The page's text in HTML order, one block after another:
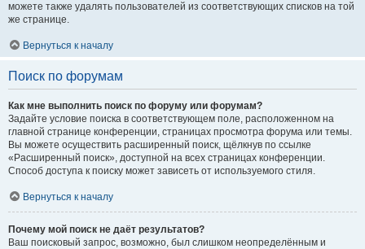
можете также удалять пользователей из соответствующих списков на той
же странице.
Вернуться к началу
Поиск по форумам
Как мне выполнить поиск по форуму или форумам?
Задайте условие поиска в соответствующем поле, расположенном на
главной странице конференции, страницах просмотра форума или темы.
Вы можете осуществить расширенный поиск, щёлкнув по ссылке
«Расширенный поиск», доступной на всех страницах конференции.
Способ доступа к поиску может зависеть от используемого стиля.
Вернуться к началу
Почему мой поиск не даёт результатов?
Ваш поисковый запрос, возможно, был слишком неопределённым и